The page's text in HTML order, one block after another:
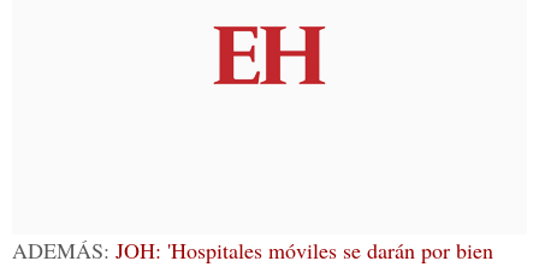
ADEMÁS: JOH: 'Hospitales móviles se darán por bien